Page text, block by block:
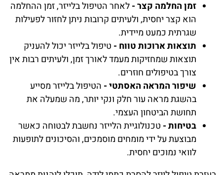
זמן החלמה קצר -לאחר הטיפול בלייזר, זמן ההחלמה
הוא קצר יחסית, ולעיתים קרובות ניתן לחזור לפעילות
שגרתית כמעט מיידית.
תוצאות ארוכות טווח - טיפול בלייזר יכול להעניק
תוצאות שמחזיקות מעמד לאורך זמן, ולעיתים רבות אין
צורך בטיפולים חוזרים.
שיפור המראה האסתטי - הטיפול בלייזר מסייע
בהשגת מראה עור חלק ונקי יותר, מה שמעלה את
תחושת הביטחון העצמי.
בטיחות - טכנולוגיית הלייזר נחשבת לבטוחה כאשר
מבוצעת על ידי מומחים מוסמכים, והסיכונים לתופעות
לוואי נמוכים יחסית.